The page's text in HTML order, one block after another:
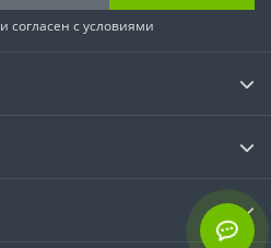
и согласен с условиями